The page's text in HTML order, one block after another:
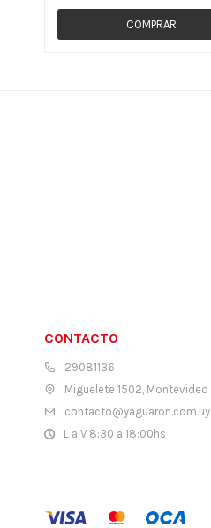
CONTACTO
29081136
Miguelete 1502, Montevideo
contacto@yaguaron.com.uy
L a V 8:30 a 18:00hs